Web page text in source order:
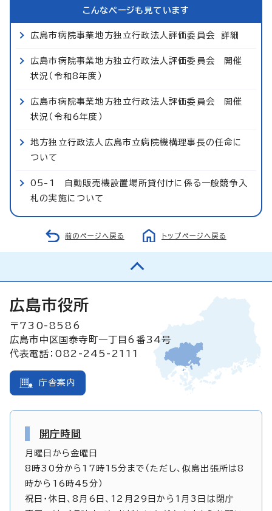
こんなページも見ています
広島市病院事業地方独立行政法人評価委員会 詳細
広島市病院事業地方独立行政法人評価委員会 開催
状況（令和8年度）
広島市病院事業地方独立行政法人評価委員会 開催
状況（令和6年度）
地方独立行政法人広島市立病院機構理事長の任命に
ついて
05-1 自動販売機設置場所貸付けに係る一般競争入
札の実施について
前のページへ戻る トップページへ戻る
広島市役所
〒730-8586
広島市中区国泰寺町一丁目6番34号
代表電話：082-245-2111
庁舎案内
開庁時間
月曜日から金曜日
8時30分から17時15分まで（ただし、似島出張所は8
時から16時45分）
祝日・休日、8月6日、12月29日から1月3日は閉庁